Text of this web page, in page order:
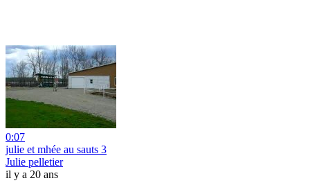
0:07
julie et mhée au sauts 3
Julie pelletier
il y a 20 ans